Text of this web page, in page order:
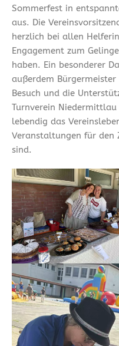
Sommerfest in
aus. Die
herzlich bei allen
Engagement zum
haben. Ein besonderer
außerdem
Besuch und die
Turnverein
lebendig das
Veranstaltungen für den
sind.